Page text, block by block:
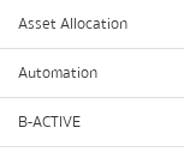
Asset Allocation
Automation
B-ACTIVE